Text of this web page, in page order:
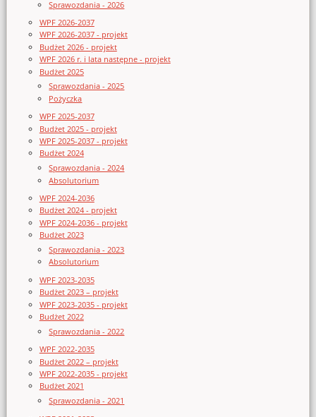
Sprawozdania - 2026
WPF 2026-2037
WPF 2026-2037 - projekt
Budżet 2026 - projekt
WPF 2026 r. i lata następne - projekt
Budżet 2025
Sprawozdania - 2025
Pożyczka
WPF 2025-2037
Budżet 2025 - projekt
WPF 2025-2037 - projekt
Budżet 2024
Sprawozdania - 2024
Absolutorium
WPF 2024-2036
Budżet 2024 - projekt
WPF 2024-2036 - projekt
Budżet 2023
Sprawozdania - 2023
Absolutorium
WPF 2023-2035
Budżet 2023 – projekt
WPF 2023-2035 - projekt
Budżet 2022
Sprawozdania - 2022
WPF 2022-2035
Budżet 2022 – projekt
WPF 2022-2035 - projekt
Budżet 2021
Sprawozdania - 2021